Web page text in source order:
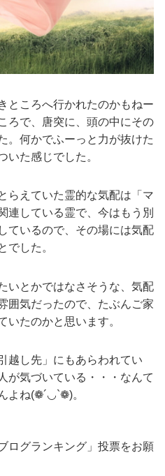
ところへ行かれたのかもねー
ろで、唐突に、頭の中にその
。何かでふーっと力が抜けた
いた感じでした。
らえていた霊的な気配は「マ
連している霊で、今はもう別
ているので、その場には気配
でした。
いとかではなさそうな、気配
囲気だったので、たぶんご家
いたのかと思います。
越し先」にもあらわれてい
が気づいている・・・なんて
よね(❁´◡`❁)。
ログランキング」投票をお願